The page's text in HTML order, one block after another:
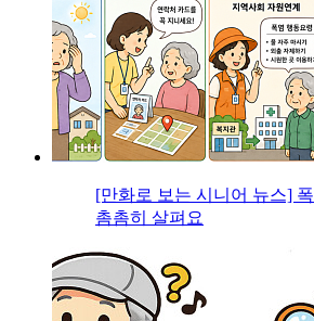
[만화로 보는 시니어 뉴스]
촘촘히 살펴요